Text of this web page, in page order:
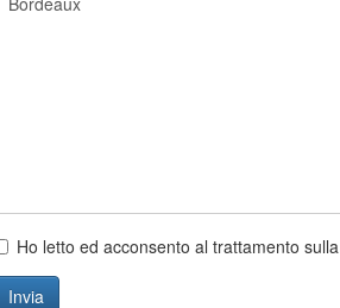
Ho letto ed acconsento al trattamento sulla